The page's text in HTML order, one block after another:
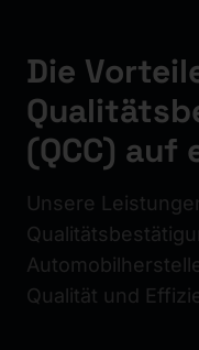
Die
(QCC) auf
Unsere
Qualität und